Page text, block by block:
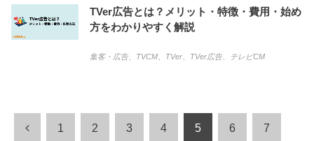
TVer広告とは？メリット・特徴・費用・始め
方をわかりやすく解説
集客・広告、 TVCM TVer TVer広告、 テレビCM
1 2 3 4 5 6 7